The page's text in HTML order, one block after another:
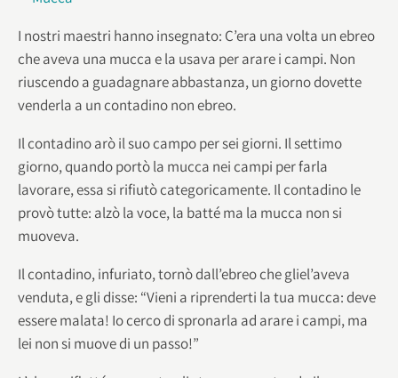
I nostri maestri hanno insegnato: C’era una volta un ebreo
che aveva una mucca e la usava per arare i campi. Non
riuscendo a guadagnare abbastanza, un giorno dovette
venderla a un contadino non ebreo.
Il contadino arò il suo campo per sei giorni. Il settimo
giorno, quando portò la mucca nei campi per farla
lavorare, essa si rifiutò categoricamente. Il contadino le
provò tutte: alzò la voce, la batté ma la mucca non si
muoveva.
Il contadino, infuriato, tornò dall’ebreo che gliel’aveva
venduta, e gli disse: “Vieni a riprenderti la tua mucca: deve
essere malata! Io cerco di spronarla ad arare i campi, ma
lei non si muove di un passo!”